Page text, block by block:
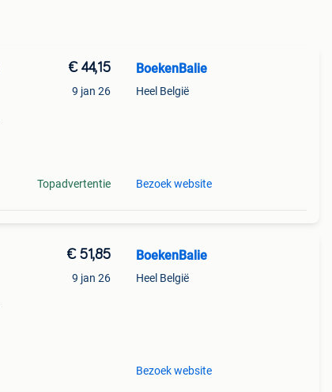
€ 44,15
9 jan 26
Topadvertentie
BoekenBalie
Heel België
Bezoek website
€ 51,85
9 jan 26
BoekenBalie
Heel België
Bezoek website